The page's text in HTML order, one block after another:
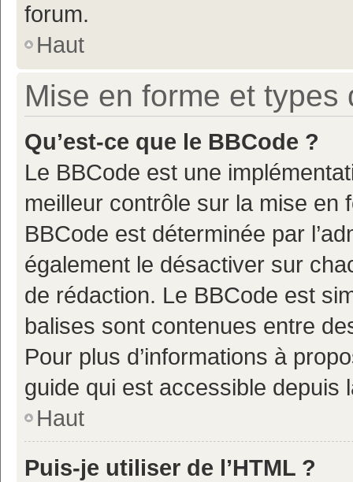
forum.
Haut
Mise en forme et types
Qu’est-ce que le BBCode ?
Le BBCode est une
meilleur contrôle sur la mise en
BBCode est déterminée par
également le désactiver sur
de rédaction. Le BBCode est
balises sont contenues entre
Pour plus d’informations à
guide qui est accessible depuis
Haut
Puis-je utiliser de l’HTML ?